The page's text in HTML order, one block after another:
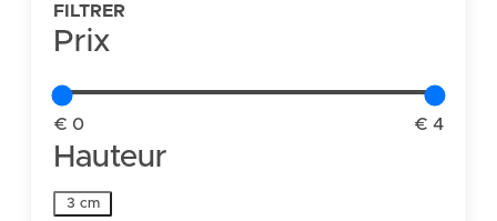
FILTRER
Prix
€ 0 € 4
Hauteur
Hauteur
3 cm